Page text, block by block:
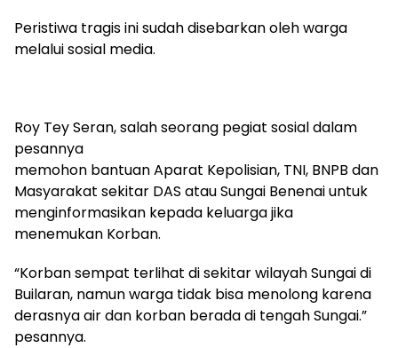
Peristiwa tragis ini sudah disebarkan oleh warga
melalui sosial media.
Roy Tey Seran, salah seorang pegiat sosial dalam
pesannya
memohon bantuan Aparat Kepolisian, TNI, BNPB dan
Masyarakat sekitar DAS atau Sungai Benenai untuk
menginformasikan kepada keluarga jika
menemukan Korban.
“Korban sempat terlihat di sekitar wilayah Sungai di
Builaran, namun warga tidak bisa menolong karena
derasnya air dan korban berada di tengah Sungai.”
pesannya.